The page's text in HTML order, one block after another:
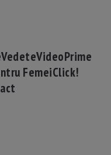
VedeteVideoPrime
FemeiClick!